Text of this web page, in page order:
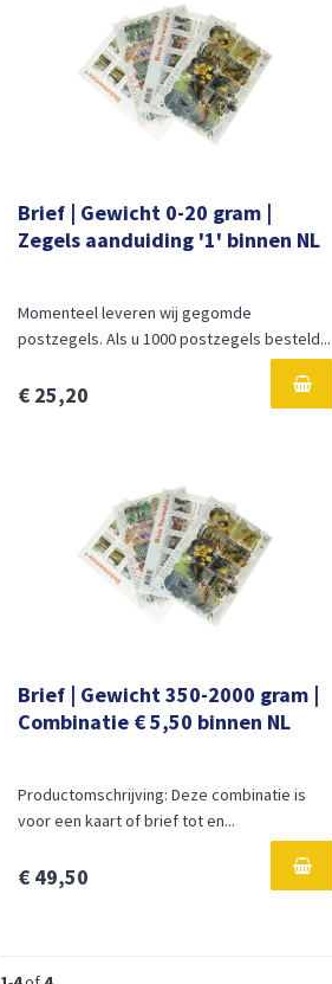
Brief | Gewicht 0-20 gram |
Zegels aanduiding '1' binnen NL
Momenteel leveren wij gegomde
postzegels. Als u 1000 postzegels besteld...
€ 25,20
Brief | Gewicht 350-2000 gram |
Combinatie € 5,50 binnen NL
Productomschrijving: Deze combinatie is
voor een kaart of brief tot en...
€ 49,50